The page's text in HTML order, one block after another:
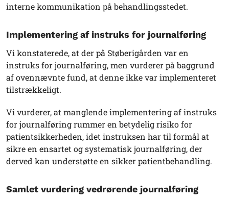
interne kommunikation på behandlingsstedet.
Implementering af instruks for journalføring
Vi konstaterede, at der på Støberigården var en
instruks for journalføring, men vurderer på baggrund
af ovennævnte fund, at denne ikke var implementeret
tilstrækkeligt.
Vi vurderer, at manglende implementering af instruks
for journalføring rummer en betydelig risiko for
patientsikkerheden, idet instruksen har til formål at
sikre en ensartet og systematisk journalføring, der
derved kan understøtte en sikker patientbehandling.
Samlet vurdering vedrørende journalføring